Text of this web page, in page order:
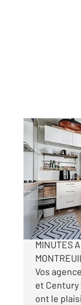
40 m2, 2
Ref : 14317
MINUTES
Vos
et Century
ont le